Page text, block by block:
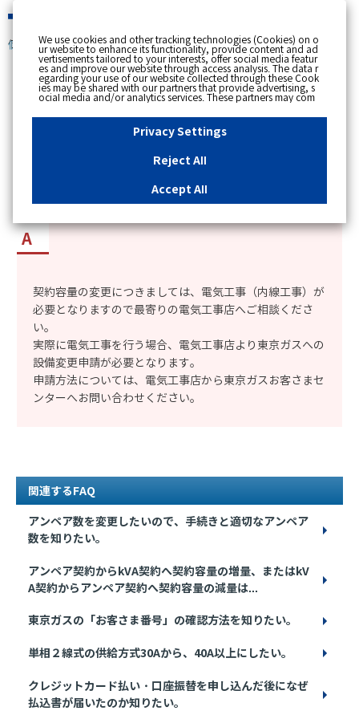
個人のお客さま
[ トップへ戻る ]
カテゴリー表示
更新日時 : 2023/03/01 16:48
kVA契約からの契約容量の増量、または減量はで
契約容量の変更につきましては、電気工事（内線工事）が
必要となりますので最寄りの電気工事店へご相談くださ
い。
実際に電気工事を行う場合、電気工事店より東京ガスへの
設備変更申請が必要となります。
申請方法については、電気工事店から東京ガスお客さまセ
ンターへお問い合わせください。
関連するFAQ
アンペア数を変更したいので、手続きと適切なアンペア
数を知りたい。
アンペア契約からkVA契約へ契約容量の増量、またはkV
A契約からアンペア契約へ契約容量の減量は...
東京ガスの「お客さま番号」の確認方法を知りたい。
単相２線式の供給方式30Aから、40A以上にしたい。
クレジットカード払い・口座振替を申し込んだ後になぜ
払込書が届いたのか知りたい。
We use cookies and other tracking technologies (Cookies) on o
ur website to enhance its functionality, provide content and ad
vertisements tailored to your interests, offer social media featur
es and improve our website through access analysis. The data r
egarding your use of our website collected through these Cook
ies may be shared with our partners that provide advertising, s
ocial media and/or analytics services. These partners may com
bine the data shared by us with other data that you have provi
ded to them or that they have collected from your use of their s
ervices or other websites to analyse and optimise advertisemen
ts delivered to you by businesses other than us on the internet.
essary Cookies, please click "Reject All". If you agree to the use
of all Cookies, please click "Accept All". To select your preferen
u can change your consent or rejection settings at any time by c
"Privacy Settings"button on this banner or through y
our browser's "Settings". For more information regarding the pr
site, please refer to the link below.Cookies DetailsPrivacy Polic
y
Privacy Settings
Reject All
Accept All